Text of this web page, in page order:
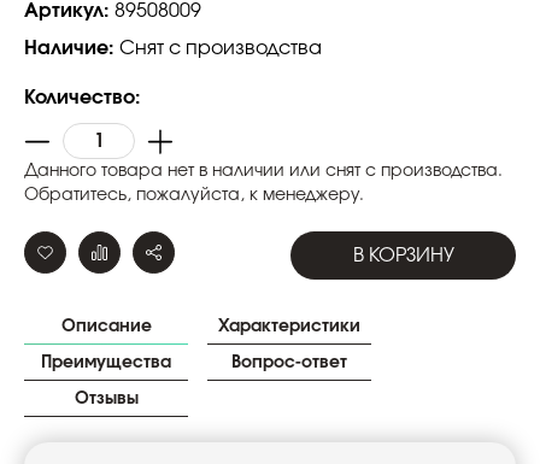
Артикул: 89508009
Наличие: Снят с производства
Количество:
Данного товара нет в наличии или снят с производства.
Обратитесь, пожалуйста, к менеджеру.
В КОРЗИНУ
Описание Характеристики
Преимущества Вопрос-ответ
Отзывы